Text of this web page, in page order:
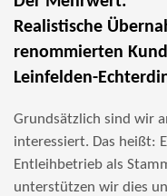
Realistische
renommierten
Leinfelden-
Grundsätzlich sind wir
interessiert. Das heißt:
Entleihbetrieb als
unterstützen wir dies